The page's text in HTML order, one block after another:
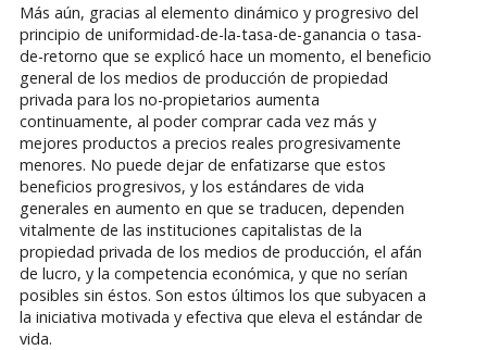
Más aún, gracias al elemento dinámico y progresivo del
principio de uniformidad-de-la-tasa-de-ganancia o tasa-
de-retorno que se explicó hace un momento, el beneficio
general de los medios de producción de propiedad
privada para los no-propietarios aumenta
continuamente, al poder comprar cada vez más y
mejores productos a precios reales progresivamente
menores. No puede dejar de enfatizarse que estos
beneficios progresivos, y los estándares de vida
generales en aumento en que se traducen, dependen
vitalmente de las instituciones capitalistas de la
propiedad privada de los medios de producción, el afán
de lucro, y la competencia económica, y que no serían
posibles sin éstos. Son estos últimos los que subyacen a
la iniciativa motivada y efectiva que eleva el estándar de
vida.